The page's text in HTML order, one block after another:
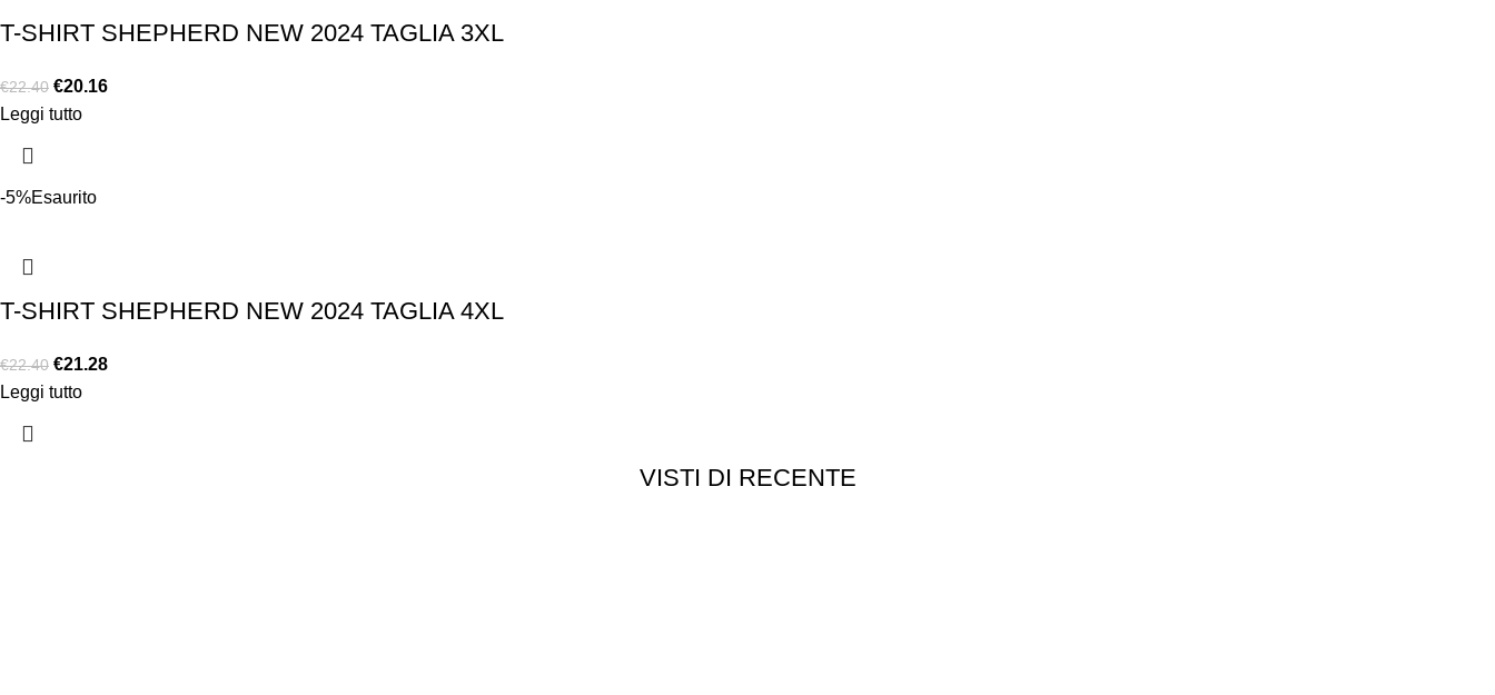
T-SHIRT SHEPHERD NEW 2024 TAGLIA 3XL
€22.40 €20.16
Leggi tutto
-5%Esaurito
T-SHIRT SHEPHERD NEW 2024 TAGLIA 4XL
€22.40 €21.28
Leggi tutto
VISTI DI RECENTE